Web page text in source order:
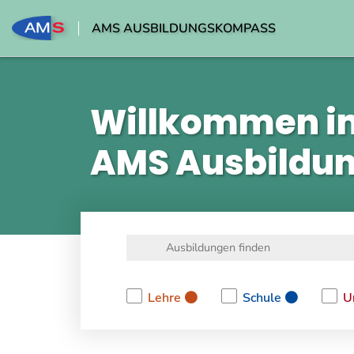
AMS AUSBILDUNGSKOMPASS
Willkommen
AMS
Lehre
Schule